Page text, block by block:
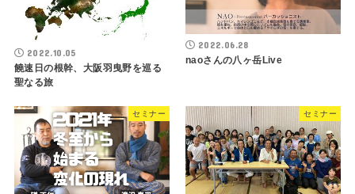
2022.10.05
饒速日の根幹、大阪羽曳野を巡る
聖なる旅
2022.06.28
naoさんの八ヶ岳Live
セミナー セミナー